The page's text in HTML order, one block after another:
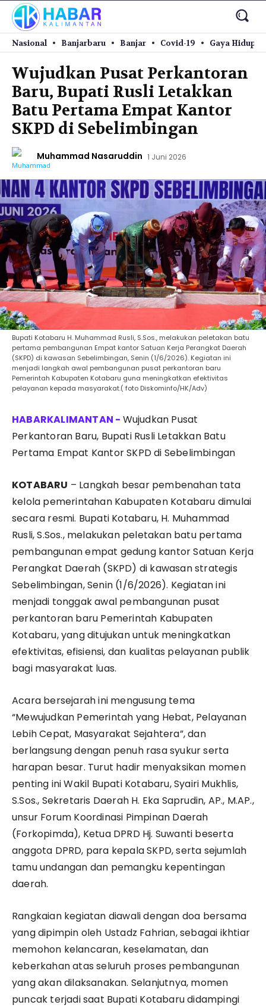
Nasional Banjarbaru Banjar Covid-19 Gaya Hidup
Wujudkan Pusat Perkantoran
Baru, Bupati Rusli Letakkan
Batu Pertama Empat Kantor
SKPD di Sebelimbingan
Muhammad Nasaruddin 1 Juni 2026
Bupati Kotabaru H. Muhammad Rusli, S.Sos., melakukan peletakan batu
pertama pembangunan Empat kantor Satuan Kerja Perangkat Daerah
(SKPD) di kawasan Sebelimbingan, Senin (1/6/2026). Kegiatan ini
menjadi langkah awal pembangunan pusat perkantoran baru
Pemerintah Kabupaten Kotabaru guna meningkatkan efektivitas
pelayanan kepada masyarakat.( foto Diskominfo/HK/Adv)
Wujudkan Pusat
Perkantoran Baru, Bupati Rusli Letakkan Batu
Pertama Empat Kantor SKPD di Sebelimbingan
KOTABARU – Langkah besar pembenahan tata
kelola pemerintahan Kabupaten Kotabaru dimulai
secara resmi. Bupati Kotabaru, H. Muhammad
Rusli, S.Sos., melakukan peletakan batu pertama
pembangunan empat gedung kantor Satuan Kerja
Perangkat Daerah (SKPD) di kawasan strategis
Sebelimbingan, Senin (1/6/2026). Kegiatan ini
menjadi tonggak awal pembangunan pusat
perkantoran baru Pemerintah Kabupaten
Kotabaru, yang ditujukan untuk meningkatkan
efektivitas, efisiensi, dan kualitas pelayanan publik
bagi masyarakat luas.
Acara bersejarah ini mengusung tema
“Mewujudkan Pemerintah yang Hebat, Pelayanan
Lebih Cepat, Masyarakat Sejahtera”, dan
berlangsung dengan penuh rasa syukur serta
harapan besar. Turut hadir menyaksikan momen
penting ini Wakil Bupati Kotabaru, Syairi Mukhlis,
S.Sos., Sekretaris Daerah H. Eka Saprudin, AP., M.AP.,
unsur Forum Koordinasi Pimpinan Daerah
(Forkopimda), Ketua DPRD Hj. Suwanti beserta
anggota DPRD, para kepala SKPD, serta sejumlah
tamu undangan dan pemangku kepentingan
daerah.
Rangkaian kegiatan diawali dengan doa bersama
yang dipimpin oleh Ustadz Fahrian, sebagai ikhtiar
memohon kelancaran, keselamatan, dan
keberkahan atas seluruh proses pembangunan
yang akan dilaksanakan. Selanjutnya, momen
puncak terjadi saat Bupati Kotabaru didampingi